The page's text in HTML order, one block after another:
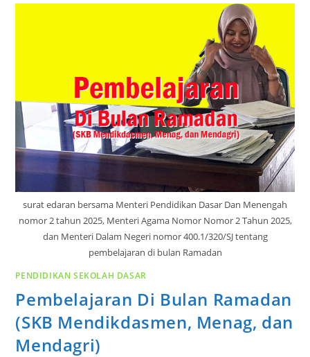
surat edaran bersama Menteri Pendidikan Dasar Dan Menengah
nomor 2 tahun 2025, Menteri Agama Nomor Nomor 2 Tahun 2025,
dan Menteri Dalam Negeri nomor 400.1/320/SJ tentang
pembelajaran di bulan Ramadan
PENDIDIKAN SEKOLAH DASAR
Pembelajaran Di Bulan Ramadan
(SKB Mendikdasmen, Menag, dan
Mendagri)